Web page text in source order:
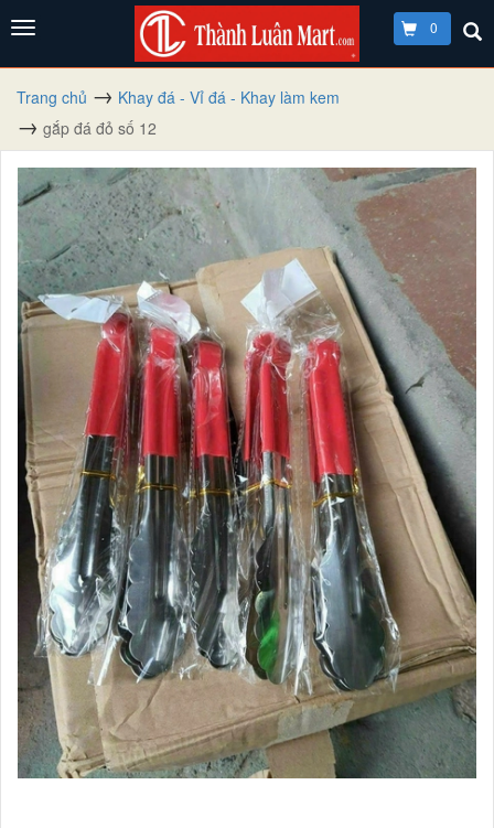
0
Trang chủ
Khay đá - Vỉ đá - Khay làm kem
gắp đá đỏ số 12